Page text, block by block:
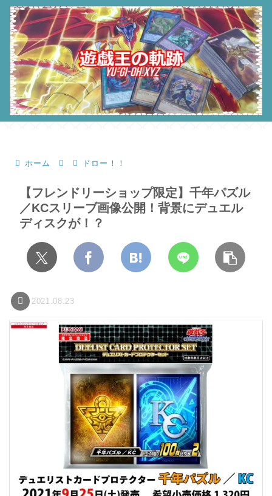
ホーム ドロー！！
【フレンドリーショップ限定】千年パズル
／KCスリーブ画像公開！背景にデュエル
ディスクが！？
2021.08.23